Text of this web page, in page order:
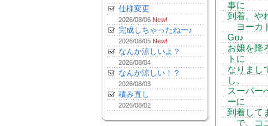
仕様変更
2026/08/06 New!
完成しちゃったねー♪
2026/08/05 New!
なんか涼しいよ？
2026/08/04
なんか涼しい！？
2026/08/03
積み直し
2026/08/02
事に
到着。や
ヨーカ
Go♪
お嬢を降
トに
なりまし
し、
スーパー
ーに
到着して
で。コ